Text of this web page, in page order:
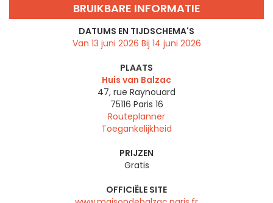
BRUIKBARE INFORMATIE
DATUMS EN TIJDSCHEMA'S
Van 13 juni 2026 Bij 14 juni 2026
PLAATS
Huis van Balzac
47, rue Raynouard
75116 Paris 16
Routeplanner
Toegankelijkheid
PRIJZEN
Gratis
OFFICIËLE SITE